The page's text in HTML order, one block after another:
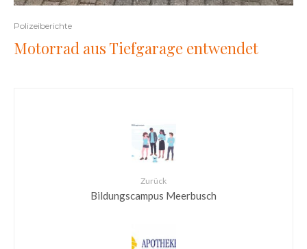
Polizeiberichte
Motorrad aus Tiefgarage entwendet
Zurück
Bildungscampus Meerbusch